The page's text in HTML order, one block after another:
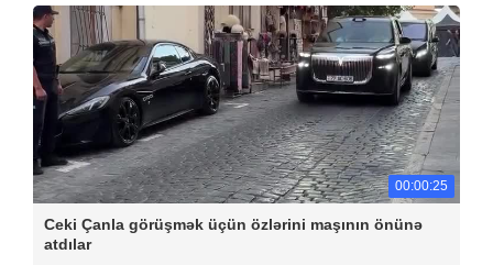
00:00:25
Ceki Çanla görüşmək üçün özlərini maşının önünə
atdılar